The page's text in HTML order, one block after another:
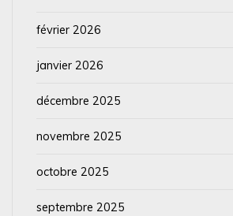
février 2026
janvier 2026
décembre 2025
novembre 2025
octobre 2025
septembre 2025